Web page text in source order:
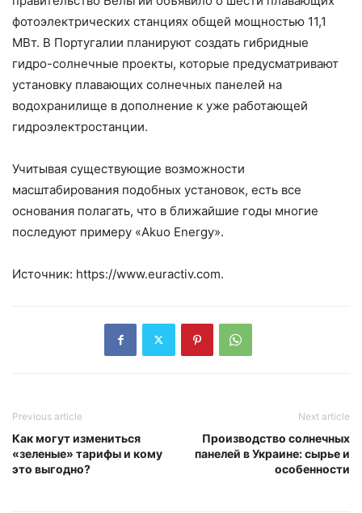
фотоэлектрических станциях общей мощностью 11,1
МВт. В Португалии планируют создать гибридные
гидро-солнечные проекты, которые предусматривают
установку плавающих солнечных панелей на
водохранилище в дополнение к уже работающей
гидроэлектростанции.
Учитывая существующие возможности
масштабирования подобных установок, есть все
основания полагать, что в ближайшие годы многие
последуют примеру «Akuo Energy».
Источник: https://www.euractiv.com.
Previous article
Как могут измениться
«зеленые» тарифы и кому
это выгодно?
Next article
Производство солнечных
панелей в Украине: сырье и
особенности